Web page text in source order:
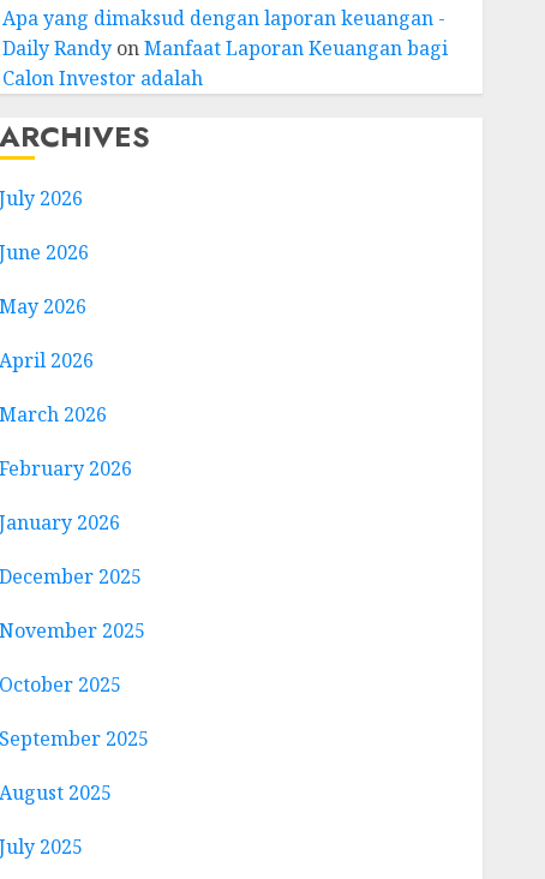
Apa yang dimaksud dengan laporan keuangan -
Daily RandyonManfaat Laporan Keuangan bagi
Calon Investor adalah
ARCHIVES
July 2026
June 2026
May 2026
April 2026
March 2026
February 2026
January 2026
December 2025
November 2025
October 2025
September 2025
August 2025
July 2025